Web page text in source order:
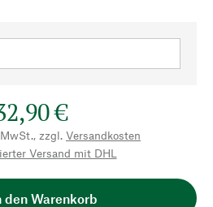
€
zzgl. Versandkosten
Versand mit DHL
den Warenkorb